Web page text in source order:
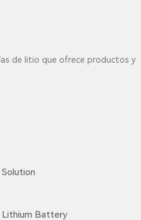
de litio que ofrece productos y
Lithium Battery